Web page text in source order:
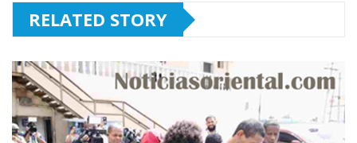
RELATED STORY